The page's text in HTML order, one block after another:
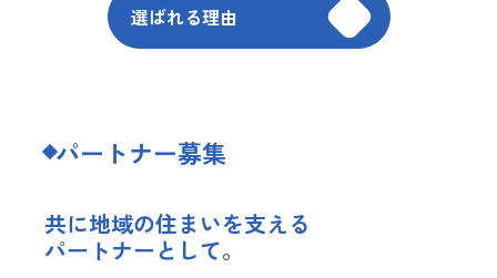
選ばれる理由
パートナー募集
共に地域の住まいを支える
パートナーとして。